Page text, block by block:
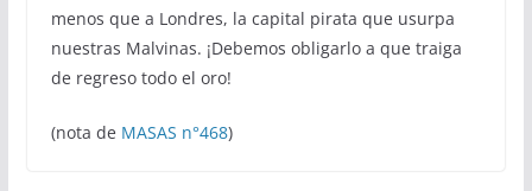
menos que a Londres, la capital pirata que usurpa
nuestras Malvinas. ¡Debemos obligarlo a que traiga
de regreso todo el oro!
(nota de MASAS n°468)